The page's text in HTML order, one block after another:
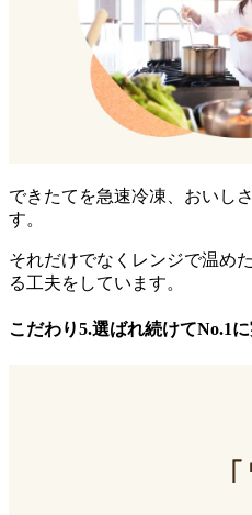
できたてを急速冷凍、おいし
す。
それだけでなくレンジで温め
る工夫をしています。
こだわり5.選ばれ続けてNo.1